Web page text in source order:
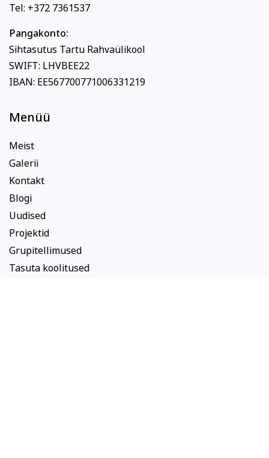
Tel: +372 7361537
Pangakonto:
Sihtasutus Tartu Rahvaülikool
SWIFT: LHVBEE22
IBAN: EE567700771006331219
Menüü
Meist
Galerii
Kontakt
Blogi
Uudised
Projektid
Grupitellimused
Tasuta koolitused